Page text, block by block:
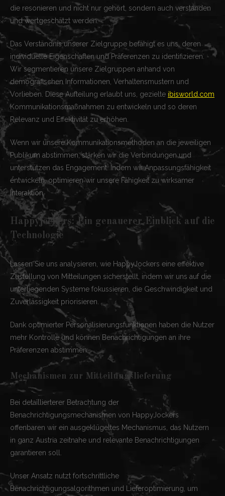
die resonieren und nicht nur gehört, sondern auch verstanden
und wertgeschätzt werden.
Das Verständnis unserer Zielgruppe befähigt es uns, deren
individuelle Eigenschaften und Präferenzen zu identifizieren.
Wir segmentieren unsere Zielgruppen anhand von
demografischen Informationen, Verhaltensmustern und
Vorlieben. Diese Aufteilung erlaubt uns, gezielte ibisworld.com
Kommunikationsmaßnahmen zu entwickeln und so deren
Relevanz und Effektivität zu erhöhen.
Wenn wir unsere Kommunikationsmethoden an die jeweiligen
Publikum abstimmen, stärken wir die Verbindungen und
unterstützen das Engagement. Indem wir Anpassungsfähigkeit
entwickeln, optimieren wir unsere Fähigkeit zu wirksamer
Interaktion.
Happyjockers: Ein genauerer Einblick auf die
Technologie
Lassen Sie uns analysieren, wie HappyJockers eine effektive
Zustellung von Mitteilungen sicherstellt, indem wir uns auf die
unterliegenden Systeme fokussieren, die Geschwindigkeit und
Zuverlässigkeit priorisieren.
Dank optimierter Personalisierungsfunktionen haben die Nutzer
mehr Kontrolle und können Benachrichtigungen an ihre
Präferenzen abstimmen.
Mechanismen zur Mitteilungslieferung
Bei detaillierterer Betrachtung der
Benachrichtigungsmechanismen von HappyJockers
offenbaren wir ein ausgeklügeltes Mechanismus, das Nutzern
in ganz Austria zeitnahe und relevante Benachrichtigungen
garantieren soll.
Unser Ansatz nutzt fortschrittliche
Benachrichtigungsalgorithmen und Lieferoptimierung, um